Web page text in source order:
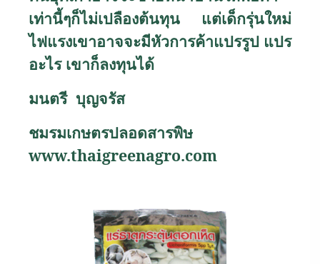
เท่านี้ๆก็ไม่เปลืองต้นทุน แต่เด็กรุ่นใหม่
ไฟแรงเขาอาจจะมีหัวการค้าแปรรูป แปร
อะไร เขาก็ลงทุนได้
มนตรี บุญจรัส
ชมรมเกษตรปลอดสารพิษ
www.thaigreenagro.com